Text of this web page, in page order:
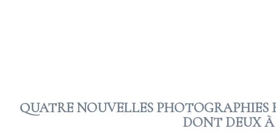
QUATRE NOUVELLES PHOTOGRAPHIES
DONT DEUX À